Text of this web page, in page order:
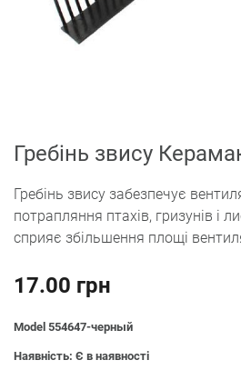
Гребінь звису
Гребінь звису забезпечує
потрапляння птахів, гризунів і
сприяє збільшення площі
17.00 грн
Model 554647-черный
Наявність: Є в наявності